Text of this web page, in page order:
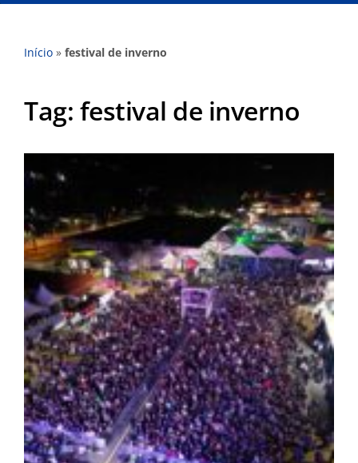
Início » festival de inverno
Tag: festival de inverno